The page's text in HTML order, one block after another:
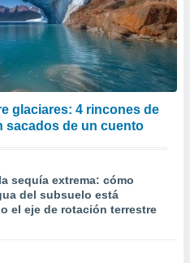
glaciares: 4 rincones de
sacados de un cuento
sequía extrema: cómo
del subsuelo está
el eje de rotación terrestre